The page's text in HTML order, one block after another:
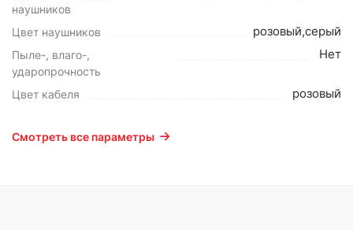
наушников
Цвет наушников розовый,серый
Пыле-, влаго-,
ударопрочность
Нет
Цвет кабеля розовый
Смотреть все параметры